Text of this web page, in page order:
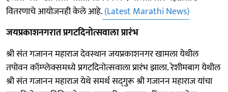
वितरणाचे आयोजनही केले आहे.(Latest Marathi News)
जयप्रकाशनगरात प्रगटदिनोत्सवाला प्रारंभ
श्री संत गजानन महाराज देवस्थान जयप्रकाशनगर खामला येथील
तपोवन कॉम्प्लेक्समध्ये प्रगटदिनोत्सवाला प्रारंभ झाला. रेशीमबाग येथील
श्री संत गजानन महाराज येथे समर्थ सद्‍गुरू श्री गजानन महाराज यांचा